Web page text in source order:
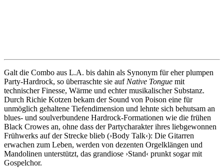
Galt die Combo aus L.A. bis dahin als Synonym für eher plumpen
Party-Hardrock, so überraschte sie aufNative Tongue mit
technischer Finesse, Wärme und echter musikalischer Substanz.
Durch Richie Kotzen bekam der Sound von Poison eine für
unmöglich gehaltene Tiefendimension und lehnte sich behutsam an
blues- und soulverbundene Hardrock-Formationen wie die frühen
Black Crowes an, ohne dass der Partycharakter ihres liebgewonnen
Frühwerks auf der Strecke blieb (›Body Talk‹): Die Gitarren
erwachen zum Leben, werden von dezenten Orgelklängen und
Mandolinen unterstützt, das grandiose ›Stand‹ prunkt sogar mit
Gospelchor.